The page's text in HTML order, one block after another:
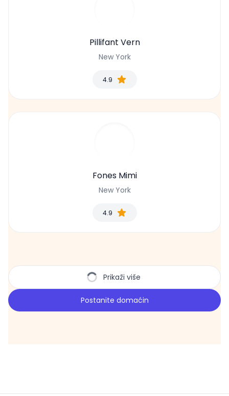
Pillifant Vern
New York
4.9
Fones Mimi
New York
4.9
Prikaži više
Postanite domaćin